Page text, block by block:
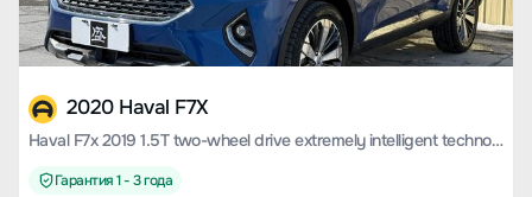
2020 Haval F7X
Haval F7x 2019 1.5T two-wheel drive extremely intelligent technology version
Гарантия 1 - 3 года